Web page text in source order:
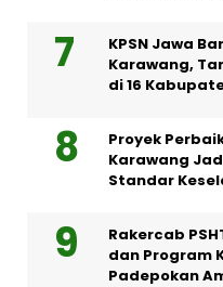
KPSN Jawa
Karawang,
di 16
Proyek
Karawang
Standar
Rakercab
dan Program
Padepokan